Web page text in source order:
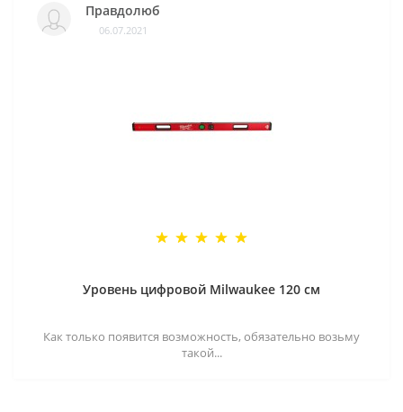
Правдолюб
06.07.2021
Уровень цифровой Milwaukee 120 см
Как только появится возможность, обязательно возьму
такой...